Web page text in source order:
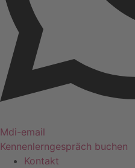
Mdi-email
Kennenlerngespräch buchen
Kontakt